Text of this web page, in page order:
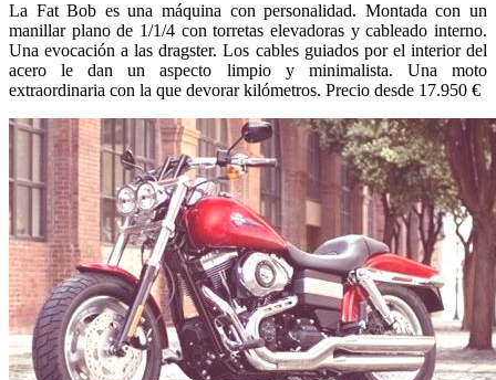
La Fat Bob es una máquina con personalidad. Montada con un
manillar plano de 1/1/4 con torretas elevadoras y cableado interno.
Una evocación a las dragster. Los cables guiados por el interior del
acero le dan un aspecto limpio y minimalista. Una moto
extraordinaria con la que devorar kilómetros. Precio desde 17.950 €